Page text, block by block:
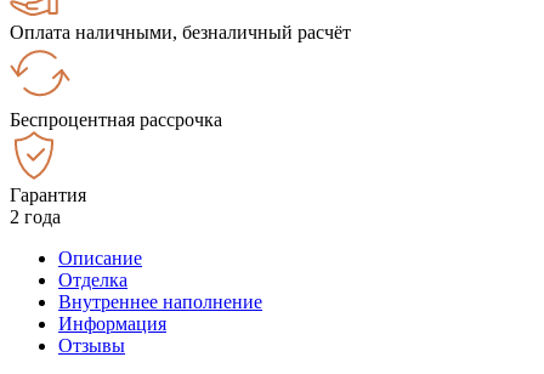
Оплата наличными, безналичный расчёт
Беспроцентная рассрочка
Гарантия
2 года
Описание
Отделка
Внутреннее наполнение
Информация
Отзывы